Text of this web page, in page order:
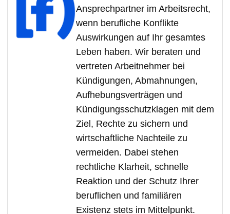
Ansprechpartner im Arbeitsrecht,
wenn berufliche Konflikte
Auswirkungen auf Ihr gesamtes
Leben haben. Wir beraten und
vertreten Arbeitnehmer bei
Kündigungen, Abmahnungen,
Aufhebungsverträgen und
Kündigungsschutzklagen mit dem
Ziel, Rechte zu sichern und
wirtschaftliche Nachteile zu
vermeiden. Dabei stehen
rechtliche Klarheit, schnelle
Reaktion und der Schutz Ihrer
beruflichen und familiären
Existenz stets im Mittelpunkt.